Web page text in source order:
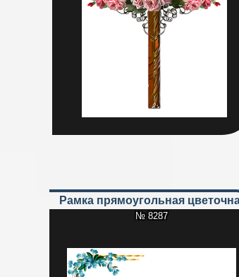
Рамка прямоугольная
№ 8287